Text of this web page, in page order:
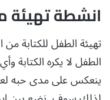
انشطة تهيئة
تهيئة الطفل للكتابة
الطفل لا يكره الكتابة
ينعكس على مدى حبه